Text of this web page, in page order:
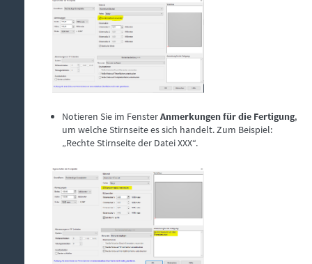
Notieren Sie im FensterAnmerkungen für die Fertigung,
um welche Stirnseite es sich handelt. Zum Beispiel:
„Rechte Stirnseite der Datei XXX“.